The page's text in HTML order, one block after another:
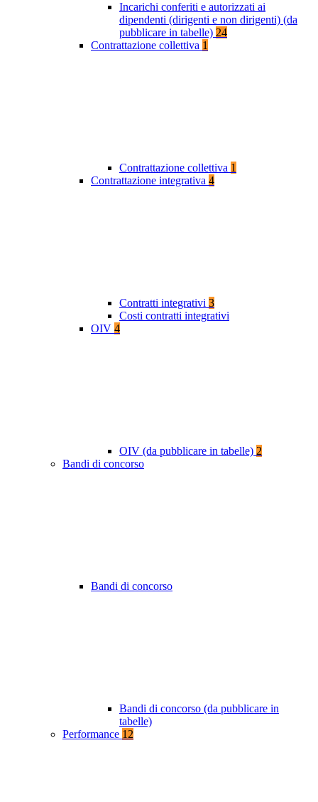
Incarichi conferiti e autorizzati ai
dipendenti (dirigenti e non dirigenti) (da
pubblicare in tabelle) 24
Contrattazione collettiva 1
Contrattazione collettiva 1
Contrattazione integrativa 4
Contratti integrativi 3
Costi contratti integrativi
OIV 4
OIV (da pubblicare in tabelle) 2
Bandi di concorso
Bandi di concorso
Bandi di concorso (da pubblicare in
tabelle)
Performance 12